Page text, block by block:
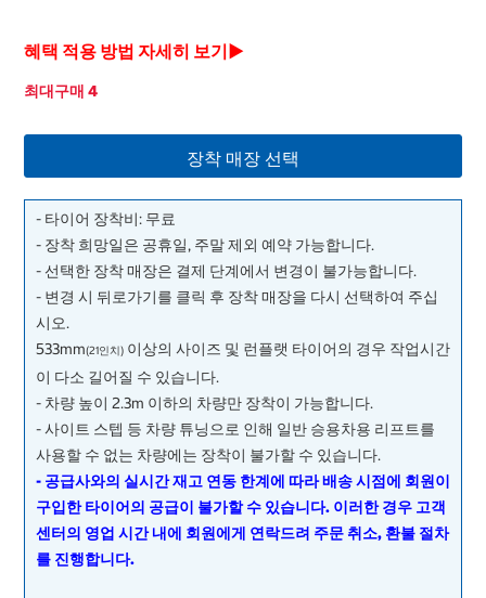
혜택 적용 방법 자세히 보기▶
최대구매 4
장착 매장 선택
- 타이어 장착비: 무료
- 장착 희망일은 공휴일, 주말 제외 예약 가능합니다.
- 선택한 장착 매장은 결제 단계에서 변경이 불가능합니다.
- 변경 시 뒤로가기를 클릭 후 장착 매장을 다시 선택하여 주십
시오.
533mm(21인치) 이상의 사이즈 및 런플랫 타이어의 경우 작업시간
이 다소 길어질 수 있습니다.
- 차량 높이 2.3m 이하의 차량만 장착이 가능합니다.
- 사이트 스텝 등 차량 튜닝으로 인해 일반 승용차용 리프트를
사용할 수 없는 차량에는 장착이 불가할 수 있습니다.
- 공급사와의 실시간 재고 연동 한계에 따라 배송 시점에 회원이
구입한 타이어의 공급이 불가할 수 있습니다. 이러한 경우 고객
센터의 영업 시간 내에 회원에게 연락드려 주문 취소, 환불 절차
를 진행합니다.